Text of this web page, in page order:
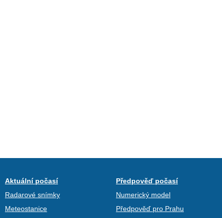
Aktuální počasí
Radarové snímky
Meteostanice
Předpověď počasí
Numerický model
Předpověď pro Prahu